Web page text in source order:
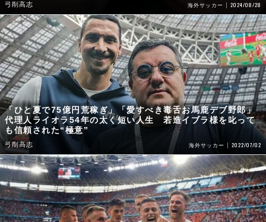
弓削高志 海外サッカー 2024/08/28
「ひと夏で75億円荒稼ぎ」「愛すべき毒舌お馬鹿デブ野郎」
代理人ライオラ54年の太く短い人生 若造イブラ様を叱って
も信頼された“極意”
弓削高志 海外サッカー 2022/07/02